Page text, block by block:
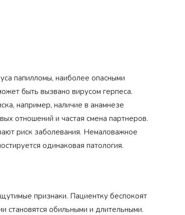
Награжден почетным знаком
в развитие оперативной
папилломы, наиболее опасными
быть вызвано вирусом герпеса.
например, наличие в анамнезе
отношений и частая смена партнеров.
риск заболевания. Немаловажное
одинаковая патология.
признаки. Пациентку беспокоят
становятся обильными и длительными.